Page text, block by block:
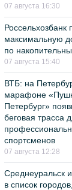
07 августа 16:30
Россельхозбанк
максимальную
по
07 августа 15:40
ВТБ: на
марафоне
Петербург»
беговая трасса
спортсменов
07 августа 12:28
Среднеуральск
в список